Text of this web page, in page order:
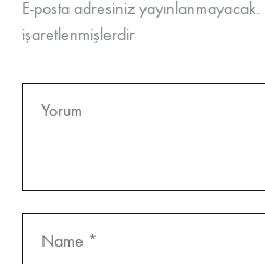
E-posta adresiniz yayınlanmayacak.
işaretlenmişlerdir